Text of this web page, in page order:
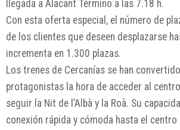
llegada a Alacant Término a las 7.18 h.
Con esta oferta especial, el número de
de los clientes que deseen desplazarse
incrementa en 1.300 plazas.
Los trenes de Cercanías se han
protagonistas la hora de acceder al
seguir la Nit de l’Albà y la Roà. Su
conexión rápida y cómoda hasta el centro